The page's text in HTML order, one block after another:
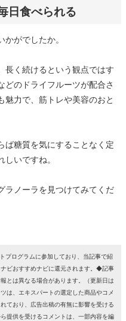
日食べられる
がでしたか。
長く続けるという観点ではす
どのドライフルーツが配合さ
魅力で、筋トレや美容のおと
ば糖質を気にすることなく定
いですね。
ラノーラを見つけてみてくだ
プログラムに参加しており、当記事で紹
ビおすすめナビに還元されます。◆記事
とは異なる場合があります。（更新日は
は、エキスパートの選定した商品やコメ
ており、広告出稿の有無に影響を受ける
提供を受けるコメントは、一部内容を編